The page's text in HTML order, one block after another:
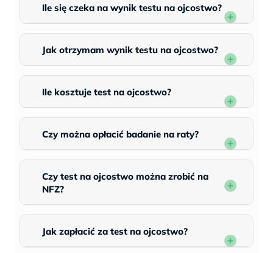
Ile się czeka na wynik testu na ojcostwo?
Jak otrzymam wynik testu na ojcostwo?
Ile kosztuje test na ojcostwo?
Czy można opłacić badanie na raty?
Czy test na ojcostwo można zrobić na
NFZ?
Jak zapłacić za test na ojcostwo?